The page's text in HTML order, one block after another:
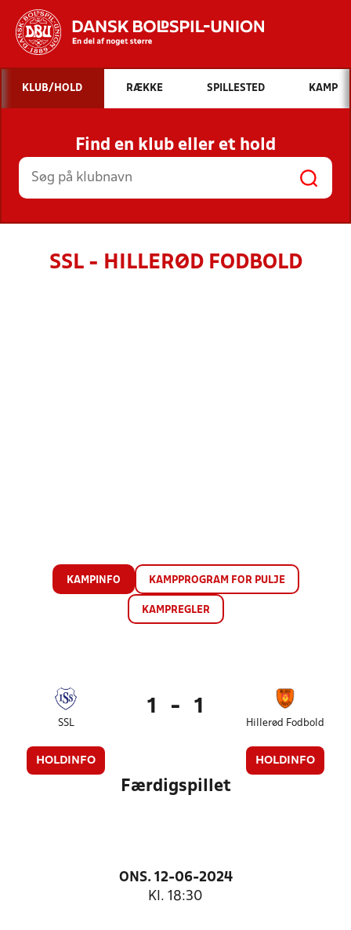
Hvad vil du søge efter?
INDHOLD OG NYHEDER
STILLINGER, RESULTATER, KLUBBER OG
HOLD
KLUB/HOLD RÆKKE SPILLESTED KAMP
Find en klub eller et hold
SSL - HILLERØD FODBOLD
KAMPINFO KAMPPROGRAM FOR PULJE
KAMPREGLER
SSL
HOLDINFO
1 - 1
Hillerød Fodbold
HOLDINFO
Færdigspillet
ONS. 12-06-2024
Kl. 18:30